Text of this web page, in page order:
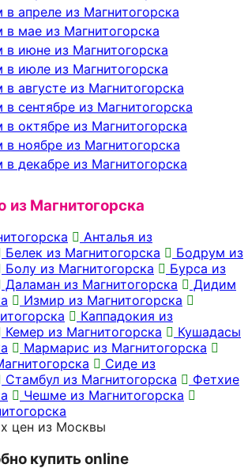
апреле из Магнитогорска
мае из Магнитогорска
июне из Магнитогорска
июле из Магнитогорска
августе из Магнитогорска
сентябре из Магнитогорска
октябре из Магнитогорска
ноябре из Магнитогорска
декабре из Магнитогорска
Магнитогорска
Анталья из
Белек из Магнитогорска
Бодрум из
Болу из Магнитогорска
Бурса из
Даламан из Магнитогорска
Дидим
Измир из Магнитогорска
Каппадокия из
Кемер из Магнитогорска
Кушадасы
Мармарис из Магнитогорска
Сиде из
Стамбул из Магнитогорска
Фетхие
Чешме из Магнитогорска
цен из Москвы
купить online